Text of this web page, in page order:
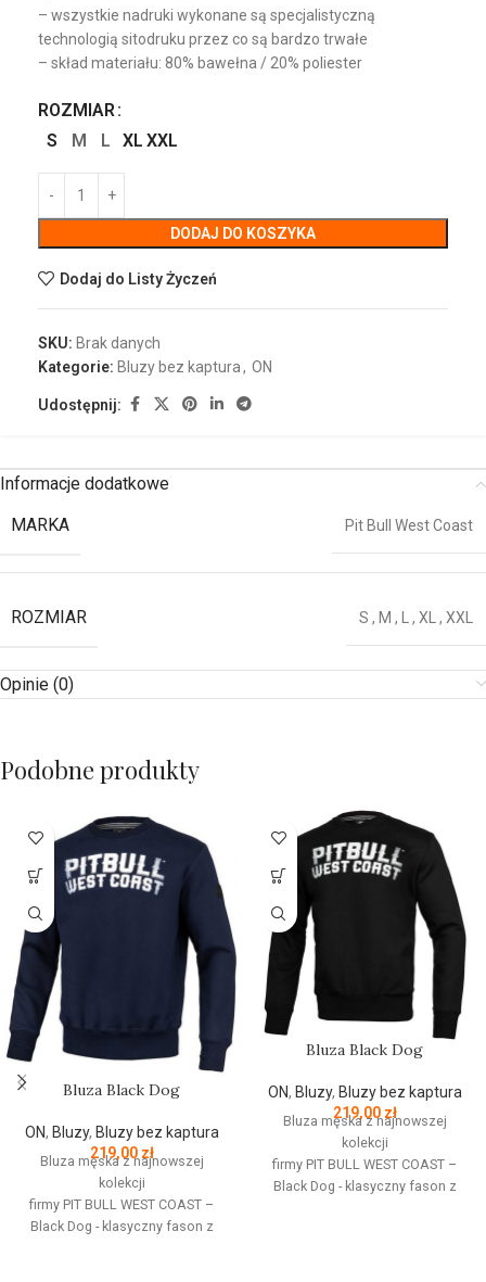
– wszystkie nadruki wykonane są specjalistyczną
technologią sitodruku przez co są bardzo trwałe
– skład materiału: 80% bawełna / 20% poliester
ROZMIAR
S
M L XL XXL
DODAJ DO KOSZYKA
Dodaj do Listy Życzeń
SKU: Brak danych
Kategorie: Bluzy bez kaptura, ON
Udostępnij:
Informacje dodatkowe
MARKA
Pit Bull West Coast
ROZMIAR S , M , L, XL, XXL
Opinie (0)
Podobne produkty
Bluza Black Dog
ON, Bluzy, Bluzy bez kaptura
219,00 zł
Bluza męska z najnowszej
kolekcji
firmy PIT BULL WEST COAST –
Black Dog - klasyczny fason z
Bluza Black Dog
ON, Bluzy, Bluzy bez kaptura
219,00 zł
Bluza męska z najnowszej
kolekcji
firmy PIT BULL WEST COAST –
Black Dog - klasyczny fason z